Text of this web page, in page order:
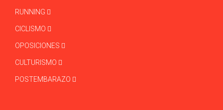
RUNNING
CICLISMO
OPOSICIONES
CULTURISMO
POSTEMBARAZO